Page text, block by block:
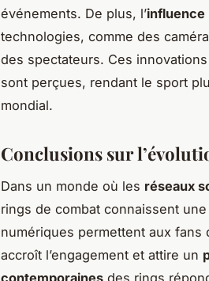
événements. De plus, l’influence
technologies, comme des
des spectateurs. Ces
sont perçues, rendant le sport
mondial.
Conclusions sur
Dans un monde où les réseaux
rings de combat connaissent
numériques permettent aux fans
accroît l’engagement et attire un